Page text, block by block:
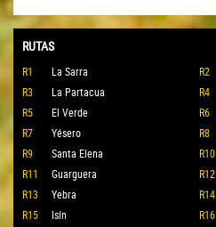
RUTAS
R1 La Sarra R2
R3
La Partacua R4
R5
El Verde R6
R7
Yésero R8
R9
Santa Elena R10
R11
Guarguera R12
R13
Yebra R14
R15
Isín R16